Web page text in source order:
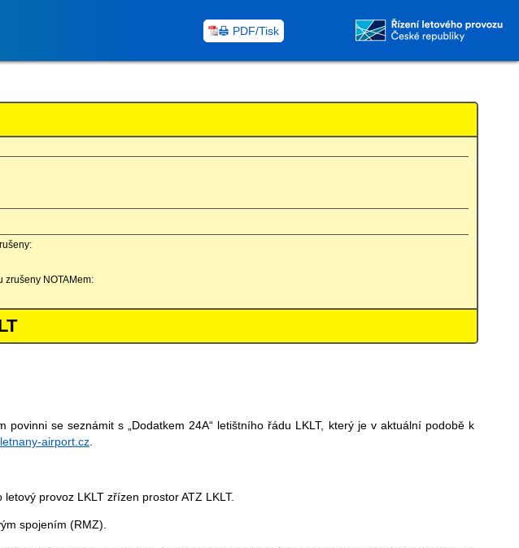
PDF/Tisk
zrušeny NOTAMem:
povinni se seznámit s „Dodatkem 24A“ letištního řádu LKLT, který je v aktuální podobě k
airport.cz
provoz LKLT zřízen prostor ATZ LKLT.
spojením (RMZ).